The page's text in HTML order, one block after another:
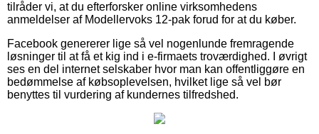
tilråder vi, at du efterforsker online virksomhedens
anmeldelser af Modellervoks 12-pak forud for at du køber.
Facebook genererer lige så vel nogenlunde fremragende
løsninger til at få et kig ind i e-firmaets troværdighed. I øvrigt
ses en del internet selskaber hvor man kan offentliggøre en
bedømmelse af købsoplevelsen, hvilket lige så vel bør
benyttes til vurdering af kundernes tilfredshed.